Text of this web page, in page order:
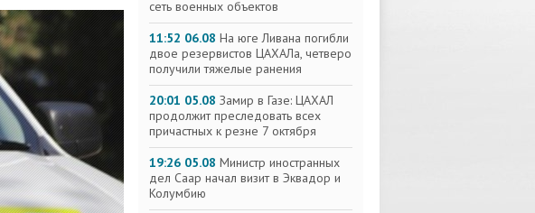
сеть военных объектов
11:52 06.08 На юге Ливана погибли
двое резервистов ЦАХАЛа, четверо
получили тяжелые ранения
20:01 05.08 Замир в Газе: ЦАХАЛ
продолжит преследовать всех
причастных к резне 7 октября
19:26 05.08 Министр иностранных
дел Саар начал визит в Эквадор и
Колумбию